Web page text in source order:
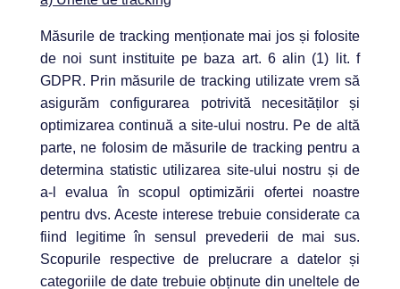
Măsurile de tracking menționate mai jos și folosite
de noi sunt instituite pe baza art. 6 alin (1) lit. f
GDPR. Prin măsurile de tracking utilizate vrem să
asigurăm configurarea potrivită necesităților și
optimizarea continuă a site-ului nostru. Pe de altă
parte, ne folosim de măsurile de tracking pentru a
determina statistic utilizarea site-ului nostru și de
a-l evalua în scopul optimizării ofertei noastre
pentru dvs. Aceste interese trebuie considerate ca
fiind legitime în sensul prevederii de mai sus.
Scopurile respective de prelucrare a datelor și
categoriile de date trebuie obținute din uneltele de